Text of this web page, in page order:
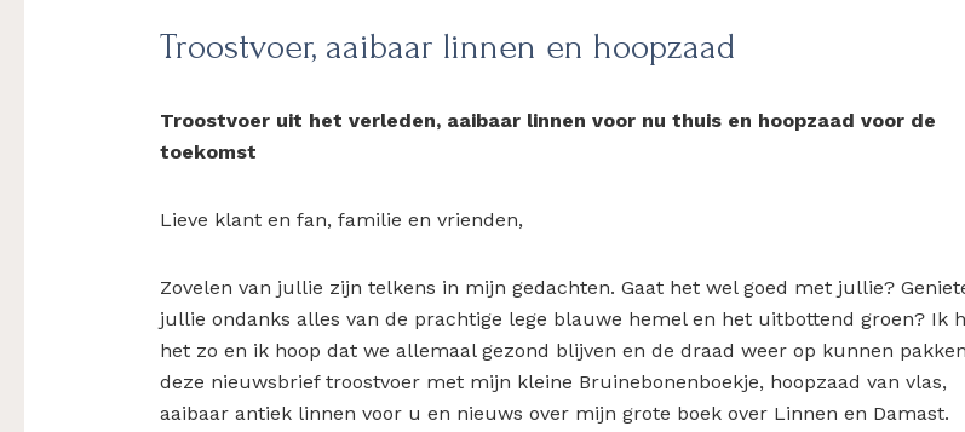
Troostvoer, aaibaar linnen en hoopzaad
Troostvoer uit het verleden, aaibaar linnen voor nu thuis en hoopzaad voor de
toekomst
Lieve klant en fan, familie en vrienden,
Zovelen van jullie zijn telkens in mijn gedachten. Gaat het wel goed met jullie?
jullie ondanks alles van de prachtige lege blauwe hemel en het uitbottend groen? Ik
het zo en ik hoop dat we allemaal gezond blijven en de draad weer op kunnen
deze nieuwsbrief troostvoer met mijn kleine Bruinebonenboekje, hoopzaad van vlas,
aaibaar antiek linnen voor u en nieuws over mijn grote boek over Linnen en Damast.